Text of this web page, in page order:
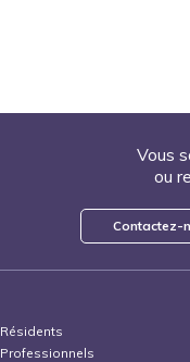
Vous
ou
Contactez-
Résidents
Professionnels